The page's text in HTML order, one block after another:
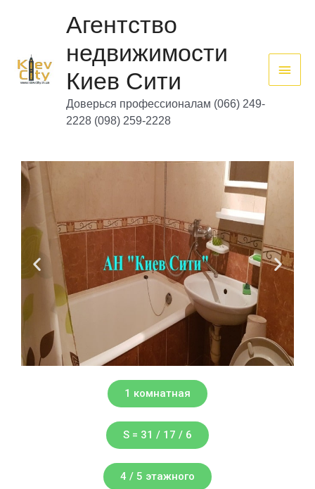
Агентство
недвижимости
Киев Сити
Доверься профессионалам (066) 249-
2228 (098) 259-2228
Н
а
з
д
Д
а
ле
1 комнатная
S = 31 / 17 / 6
4 / 5 этажного